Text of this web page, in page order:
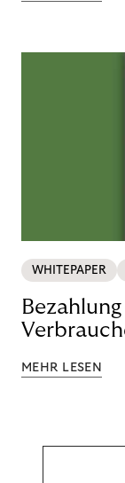
WHITEPAPER
MEHR LESEN